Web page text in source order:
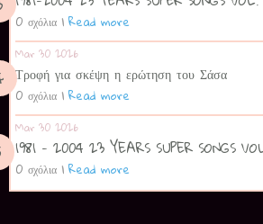
0 σχόλια | Read more
Mar 30 2026
Τροφή για σκέψη η ερώτηση του Σάσα
0 σχόλια | Read more
Mar 30 2026
1981 - 2004 23 YEARS SUPER SONGS
0 σχόλια | Read more